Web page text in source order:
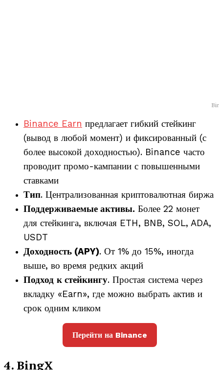
Binance Earn предлагает гибкий стейкинг
(вывод в любой момент) и фиксированный (с
более высокой доходностью). Binance часто
проводит промо-кампании с повышенными
ставками
Тип. Централизованная криптовалютная биржа
Поддерживаемые активы. Более 22 монет
для стейкинга, включая ETH, BNB, SOL, ADA,
USDT
Доходность (APY). От 1% до 15%, иногда
выше, во время редких акций
Подход к стейкингу. Простая система через
вкладку «Earn», где можно выбрать актив и
срок одним кликом
Перейти на Binance
4. BingX